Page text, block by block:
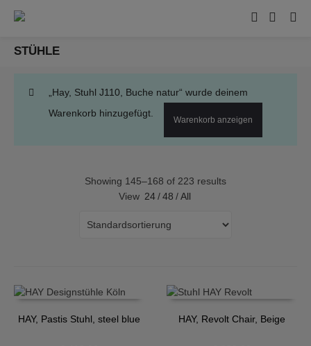
STÜHLE
„Hay, Stuhl J110, Buche natur“ wurde deinem
Warenkorb hinzugefügt.
Warenkorb anzeigen
Showing 145–168 of 223 results
View 24 / 48 / All
HAY, Pastis Stuhl, steel blue HAY, Revolt Chair, Beige